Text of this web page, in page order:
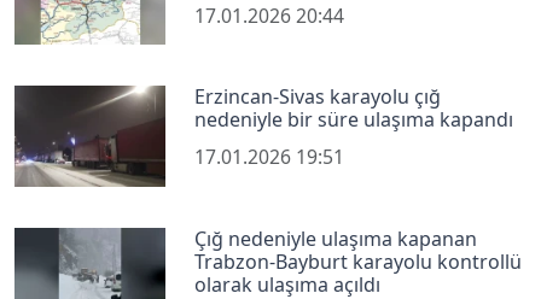
17.01.2026 20:44
Erzincan-Sivas karayolu çığ
nedeniyle bir süre ulaşıma kapandı
17.01.2026 19:51
Çığ nedeniyle ulaşıma kapanan
Trabzon-Bayburt karayolu kontrollü
olarak ulaşıma açıldı